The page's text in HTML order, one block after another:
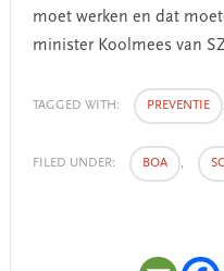
moet werken en dat
minister Koolmees van
TAGGED WITH: PREVENTIE
FILED UNDER: BOA ,